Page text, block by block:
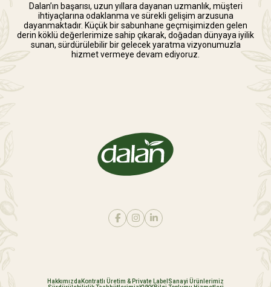
Dalan’ın başarısı, uzun yıllara dayanan uzmanlık, müşteri
ihtiyaçlarına odaklanma ve sürekli gelişim arzusuna
dayanmaktadır. Küçük bir sabunhane geçmişimizden gelen
derin köklü değerlerimize sahip çıkarak, doğadan dünyaya iyilik
sunan, sürdürülebilir bir gelecek yaratma vizyonumuzla
hizmet vermeye devam ediyoruz.
Hakkımızda Kontratlı Üretim & Private Label Sanayi Ürünlerimiz